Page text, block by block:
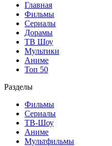
Главная
Фильмы
Сериалы
Дорамы
ТВ Шоу
Мультики
Аниме
Топ 50
Разделы
Фильмы
Сериалы
ТВ-Шоу
Аниме
Мультфильмы